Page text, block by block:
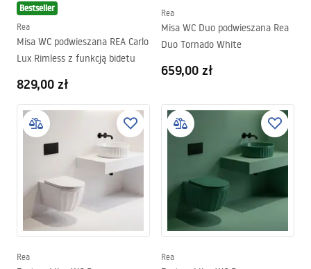
Bestseller
Rea
Misa WC podwieszana REA Carlo
Lux Rimless z funkcją bidetu
829,00 zł
Rea
Misa WC Duo podwieszana Rea
Duo Tornado White
659,00 zł
Rea Rea